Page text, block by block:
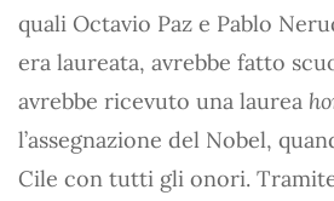
quali Octavio Paz e Pablo
era laureata, avrebbe fatto
avrebbe ricevuto una laurea
l’assegnazione del Nobel,
Cile con tutti gli onori.